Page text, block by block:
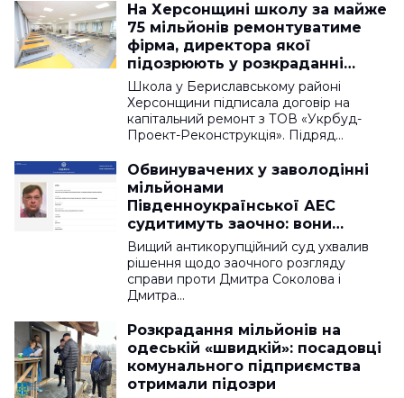
На Херсонщині школу за майже
75 мільйонів ремонтуватиме
фірма, директора якої
підозрюють у розкраданні
грошей
Школа у Бериславському районі
Херсонщини підписала договір на
капітальний ремонт з ТОВ «Укрбуд-
Проект-Реконструкція». Підряд…
Обвинувачених у заволодінні
мільйонами
Південноукраїнської АЕС
судитимуть заочно: вони
переховуються від слідства
Вищий антикорупційний суд ухвалив
рішення щодо заочного розгляду
справи проти Дмитра Соколова і
Дмитра…
Розкрадання мільйонів на
одеській «швидкій»: посадовці
комунального підприємства
отримали підозри